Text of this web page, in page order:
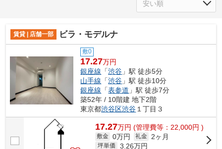
賃貸 | 店舗一部 ビラ・モデルナ
敷0
17.27万円
銀座線 「渋谷 」駅 徒歩5分
山手線 「渋谷 」駅 徒歩10分
銀座線 「表参道 」駅 徒歩7分
築52年 / 10階建 地下2階
東京都渋谷区渋谷 １丁目３
17.27万円 (管理費等：22,000円 )
敷金 0万円 礼金 2ヶ月
坪単価 3.26万円